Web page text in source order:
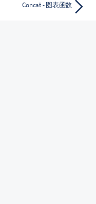
Concat - 图表函数